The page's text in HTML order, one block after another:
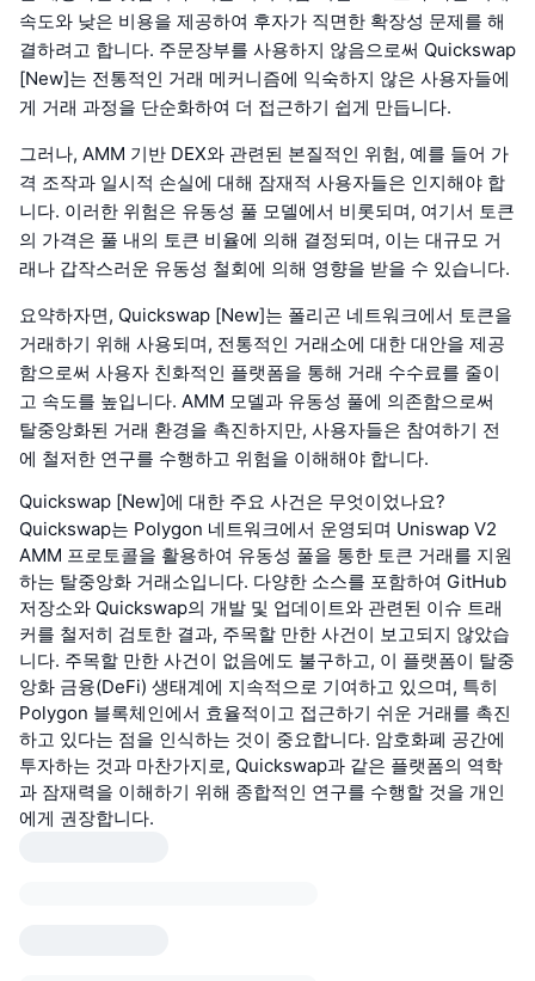
속도와 낮은 비용을 제공하여 후자가 직면한 확장성 문제를 해
결하려고 합니다. 주문장부를 사용하지 않음으로써 Quickswap
[New]는 전통적인 거래 메커니즘에 익숙하지 않은 사용자들에
게 거래 과정을 단순화하여 더 접근하기 쉽게 만듭니다.
그러나, AMM 기반 DEX와 관련된 본질적인 위험, 예를 들어 가
격 조작과 일시적 손실에 대해 잠재적 사용자들은 인지해야 합
니다. 이러한 위험은 유동성 풀 모델에서 비롯되며, 여기서 토큰
의 가격은 풀 내의 토큰 비율에 의해 결정되며, 이는 대규모 거
래나 갑작스러운 유동성 철회에 의해 영향을 받을 수 있습니다.
요약하자면, Quickswap [New]는 폴리곤 네트워크에서 토큰을
거래하기 위해 사용되며, 전통적인 거래소에 대한 대안을 제공
함으로써 사용자 친화적인 플랫폼을 통해 거래 수수료를 줄이
고 속도를 높입니다. AMM 모델과 유동성 풀에 의존함으로써
탈중앙화된 거래 환경을 촉진하지만, 사용자들은 참여하기 전
에 철저한 연구를 수행하고 위험을 이해해야 합니다.
Quickswap [New]에 대한 주요 사건은 무엇이었나요?
Quickswap는 Polygon 네트워크에서 운영되며 Uniswap V2
AMM 프로토콜을 활용하여 유동성 풀을 통한 토큰 거래를 지원
하는 탈중앙화 거래소입니다. 다양한 소스를 포함하여 GitHub
저장소와 Quickswap의 개발 및 업데이트와 관련된 이슈 트래
커를 철저히 검토한 결과, 주목할 만한 사건이 보고되지 않았습
니다. 주목할 만한 사건이 없음에도 불구하고, 이 플랫폼이 탈중
앙화 금융(DeFi) 생태계에 지속적으로 기여하고 있으며, 특히
Polygon 블록체인에서 효율적이고 접근하기 쉬운 거래를 촉진
하고 있다는 점을 인식하는 것이 중요합니다. 암호화폐 공간에
투자하는 것과 마찬가지로, Quickswap과 같은 플랫폼의 역학
과 잠재력을 이해하기 위해 종합적인 연구를 수행할 것을 개인
에게 권장합니다.